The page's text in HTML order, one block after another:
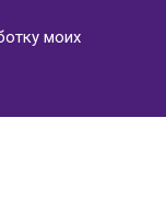
моих